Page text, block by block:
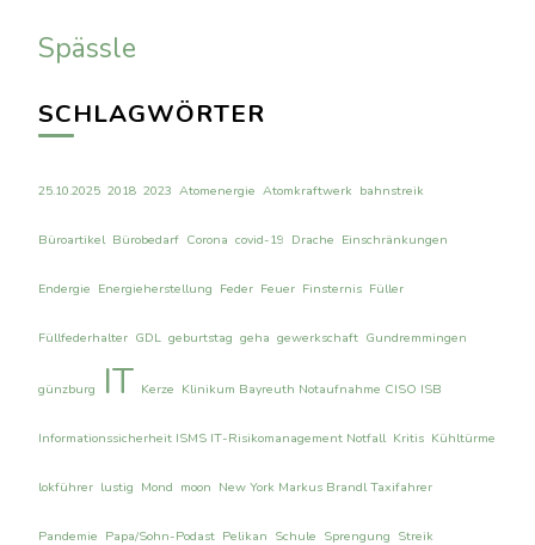
Spässle
SCHLAGWÖRTER
25.10.2025 2018 2023 Atomenergie Atomkraftwerk bahnstreik
Büroartikel Bürobedarf Corona covid-19 Drache Einschränkungen
Endergie Energieherstellung Feder Feuer Finsternis Füller
Füllfederhalter GDL geburtstag geha gewerkschaft Gundremmingen
günzburg IT Kerze Klinikum Bayreuth Notaufnahme CISO ISB
Informationssicherheit ISMS IT-Risikomanagement Notfall Kritis Kühltürme
lokführer lustig Mond moon New York Markus Brandl Taxifahrer
Pandemie Papa/Sohn-Podast Pelikan Schule Sprengung Streik